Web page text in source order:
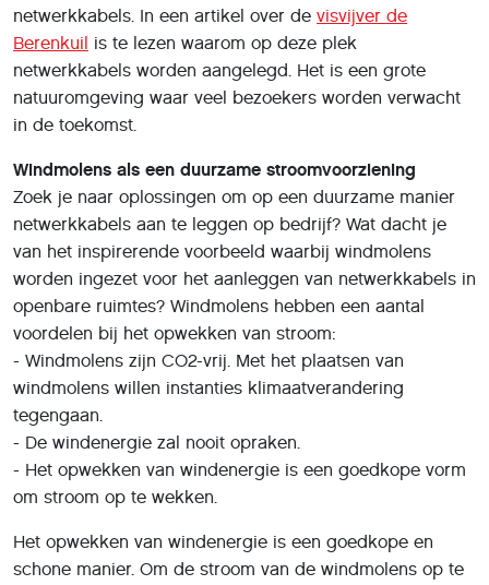
netwerkkabels. In een artikel over de visvijver de
Berenkuil is te lezen waarom op deze plek
netwerkkabels worden aangelegd. Het is een grote
natuuromgeving waar veel bezoekers worden verwacht
in de toekomst.
Windmolens als een duurzame stroomvoorziening
Zoek je naar oplossingen om op een duurzame manier
netwerkkabels aan te leggen op bedrijf? Wat dacht je
van het inspirerende voorbeeld waarbij windmolens
worden ingezet voor het aanleggen van netwerkkabels in
openbare ruimtes? Windmolens hebben een aantal
voordelen bij het opwekken van stroom:
- Windmolens zijn CO2-vrij. Met het plaatsen van
windmolens willen instanties klimaatverandering
tegengaan.
- De windenergie zal nooit opraken.
- Het opwekken van windenergie is een goedkope vorm
om stroom op te wekken.
Het opwekken van windenergie is een goedkope en
schone manier. Om de stroom van de windmolens op te